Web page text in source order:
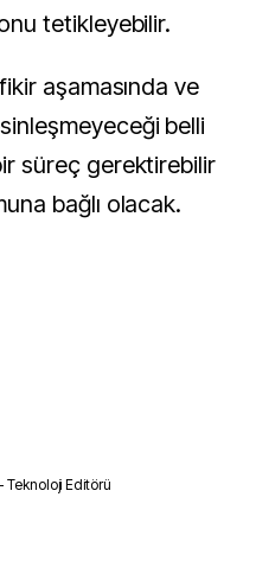
tetikleyebilir.
aşamasında ve
belli
süreç gerektirebilir
bağlı olacak.
Teknoloji Editörü